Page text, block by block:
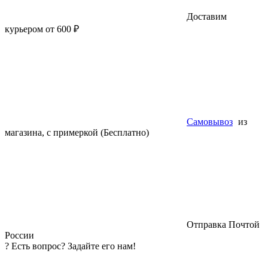
Доставим
курьером от 600 ₽
Самовывоз из
магазина, с примеркой (Бесплатно)
Отправка Почтой
России
? Есть вопрос? Задайте его нам!